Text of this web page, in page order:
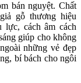
bán nguyệt. Chất
gỗ thương hiệu
cách âm cách
giúp cho không
những vẻ đẹp
bí bách cho ngôi